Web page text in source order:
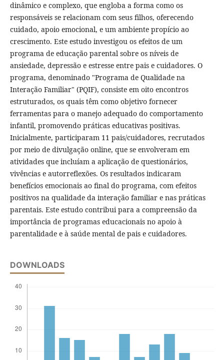
dinâmico e complexo, que engloba a forma como os
responsáveis se relacionam com seus filhos, oferecendo
cuidado, apoio emocional, e um ambiente propício ao
crescimento. Este estudo investigou os efeitos de um
programa de educação parental sobre os níveis de
ansiedade, depressão e estresse entre pais e cuidadores. O
programa, denominado "Programa de Qualidade na
Interação Familiar" (PQIF), consiste em oito encontros
estruturados, os quais têm como objetivo fornecer
ferramentas para o manejo adequado do comportamento
infantil, promovendo práticas educativas positivas.
Inicialmente, participaram 11 pais/cuidadores, recrutados
por meio de divulgação online, que se envolveram em
atividades que incluíam a aplicação de questionários,
vivências e autorreflexões. Os resultados indicaram
benefícios emocionais ao final do programa, com efeitos
positivos na qualidade da interação familiar e nas práticas
parentais. Este estudo contribui para a compreensão da
importância de programas educacionais no apoio à
parentalidade e à saúde mental de pais e cuidadores.
DOWNLOADS